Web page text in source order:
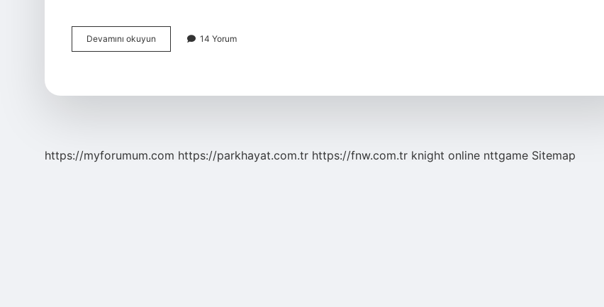
Devamını okuyun
Ve
14 Yorum
https://myforumum.com https://parkhayat.com.tr https://fnw.com.tr knight online nttgame Sitemap